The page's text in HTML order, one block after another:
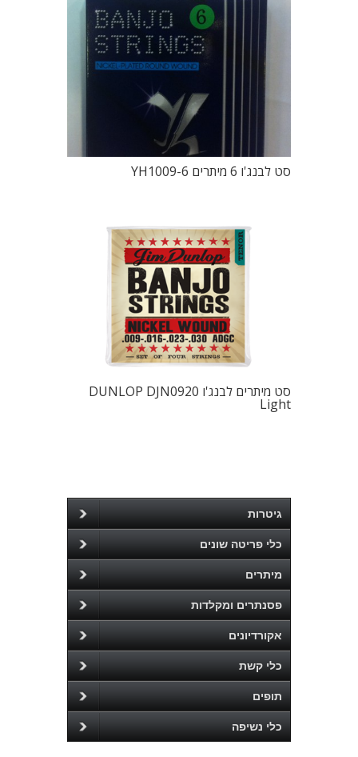
סט לבנג'ו 6 מיתרים YH1009-6
סט מיתרים לבנג'ו DUNLOP DJN0920
Light
גיטרות
כלי פריטה שונים
מיתרים
פסנתרים ומקלדות
אקורדיונים
כלי קשת
תופים
כלי נשיפה